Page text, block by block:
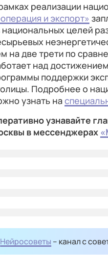
реализации
и экспорт»
национальных целей
на две трети по
над
поддержки
Подробнее о
узнать на
узнавайте
в мессенджерах
Нейросоветы – канал с